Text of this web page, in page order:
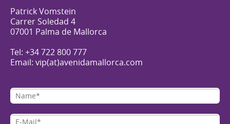
Patrick Vomstein
Carrer Soledad 4
07001 Palma de Mallorca
Tel: +34 722 800 777
Email: vip(at)avenidamallorca.com